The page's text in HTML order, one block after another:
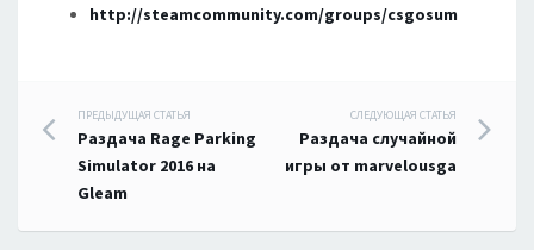
http://steamcommunity.com/groups/csgosum
Навигация
по
записям
ПРЕДЫДУЩАЯ СТАТЬЯ
Раздача Rage Parking
Simulator 2016 на
Gleam
СЛЕДУЮЩАЯ СТАТЬЯ
Раздача случайной
игры от marvelousga